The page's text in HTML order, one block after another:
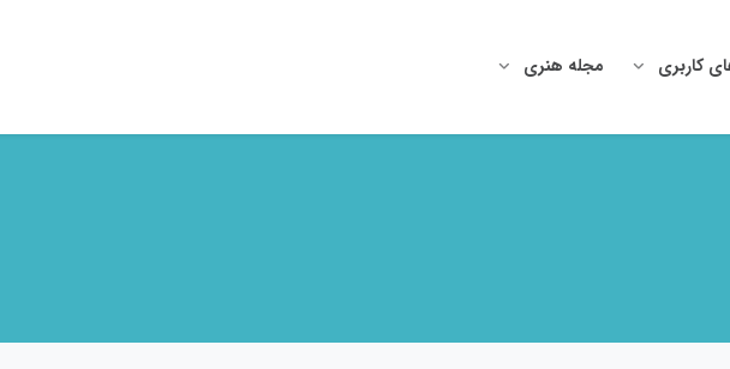
کاربری مجله هنری